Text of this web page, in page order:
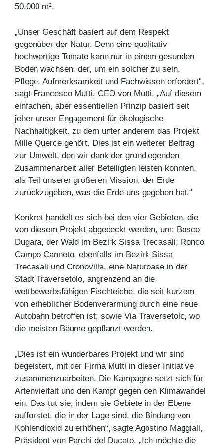
50.000 m².
„Unser Geschäft basiert auf dem Respekt
gegenüber der Natur. Denn eine qualitativ
hochwertige Tomate kann nur in einem gesunden
Boden wachsen, der, um ein solcher zu sein,
Pflege, Aufmerksamkeit und Fachwissen erfordert“,
sagt Francesco Mutti, CEO von Mutti. „Auf diesem
einfachen, aber essentiellen Prinzip basiert seit
jeher unser Engagement für ökologische
Nachhaltigkeit, zu dem unter anderem das Projekt
Mille Querce gehört. Dies ist ein weiterer Beitrag
zur Umwelt, den wir dank der grundlegenden
Zusammenarbeit aller Beteiligten leisten konnten,
als Teil unserer größeren Mission, der Erde
zurückzugeben, was die Erde uns gegeben hat.“
Konkret handelt es sich bei den vier Gebieten, die
von diesem Projekt abgedeckt werden, um: Bosco
Dugara, der Wald im Bezirk Sissa Trecasali; Ronco
Campo Canneto, ebenfalls im Bezirk Sissa
Trecasali und Cronovilla, eine Naturoase in der
Stadt Traversetolo, angrenzend an die
wettbewerbsfähigen Fischteiche, die seit kurzem
von erheblicher Bodenverarmung durch eine neue
Autobahn betroffen ist; sowie Via Traversetolo, wo
die meisten Bäume gepflanzt werden.
„Dies ist ein wunderbares Projekt und wir sind
begeistert, mit der Firma Mutti in dieser Initiative
zusammenzuarbeiten. Die Kampagne setzt sich für
Artenvielfalt und den Kampf gegen den Klimawandel
ein. Das tut sie, indem sie Gebiete in der Ebene
aufforstet, die in der Lage sind, die Bindung von
Kohlendioxid zu erhöhen“, sagte Agostino Maggiali,
Präsident von Parchi del Ducato. „Ich möchte die